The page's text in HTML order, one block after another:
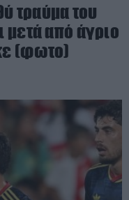
τραύμα του
μετά από άγριο
(φωτο)